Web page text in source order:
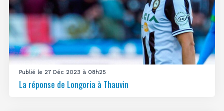
Publié le 27 Déc 2023 à 08h25
La réponse de Longoria à Thauvin